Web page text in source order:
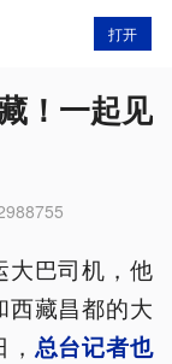
打开
！一起见
大巴司机，他
西藏昌都的大
总台记者也